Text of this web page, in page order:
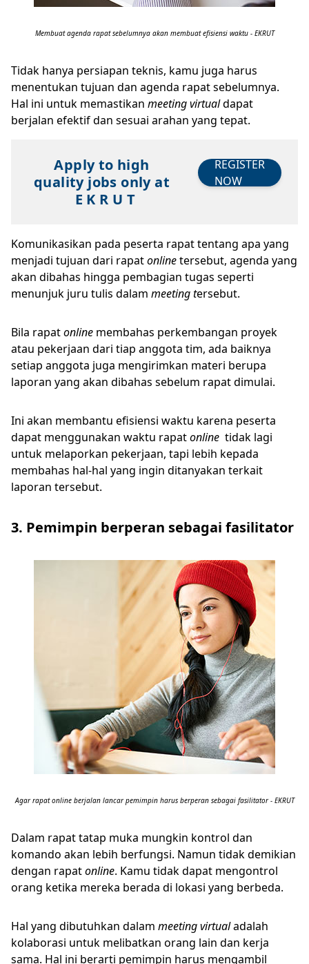
Membuat agenda rapat sebelumnya akan membuat efisiensi waktu - EKRUT
Tidak hanya persiapan teknis, kamu juga harus
menentukan tujuan dan agenda rapat sebelumnya.
Hal ini untuk memastikan meeting virtualdapat
berjalan efektif dan sesuai arahan yang tepat.
Apply to high
quality jobs only at
E K R U T
REGISTER
NOW
Komunikasikan pada peserta rapat tentang apa yang
menjadi tujuan dari rapatonlinetersebut, agenda yang
akan dibahas hingga pembagian tugas seperti
menunjuk juru tulis dalam meeting tersebut.
Bila rapatonline membahas perkembangan proyek
atau pekerjaan dari tiap anggota tim, ada baiknya
setiap anggota juga mengirimkan materi berupa
laporan yang akan dibahas sebelum rapat dimulai.
Ini akan membantu efisiensi waktu karena peserta
dapat menggunakan waktu rapatonline tidak lagi
untuk melaporkan pekerjaan, tapi lebih kepada
membahas hal-hal yang ingin ditanyakan terkait
laporan tersebut.
3. Pemimpin berperan sebagai fasilitator
Agar rapat online berjalan lancar pemimpin harus berperan sebagai fasilitator - EKRUT
Dalam rapat tatap muka mungkin kontrol dan
komando akan lebih berfungsi. Namun tidak demikian
dengan rapatonline. Kamu tidak dapat mengontrol
orang ketika mereka berada di lokasi yang berbeda.
Hal yang dibutuhkan dalam meeting virtualadalah
kolaborasi untuk melibatkan orang lain dan kerja
sama. Hal ini berarti pemimpin harus mengambil